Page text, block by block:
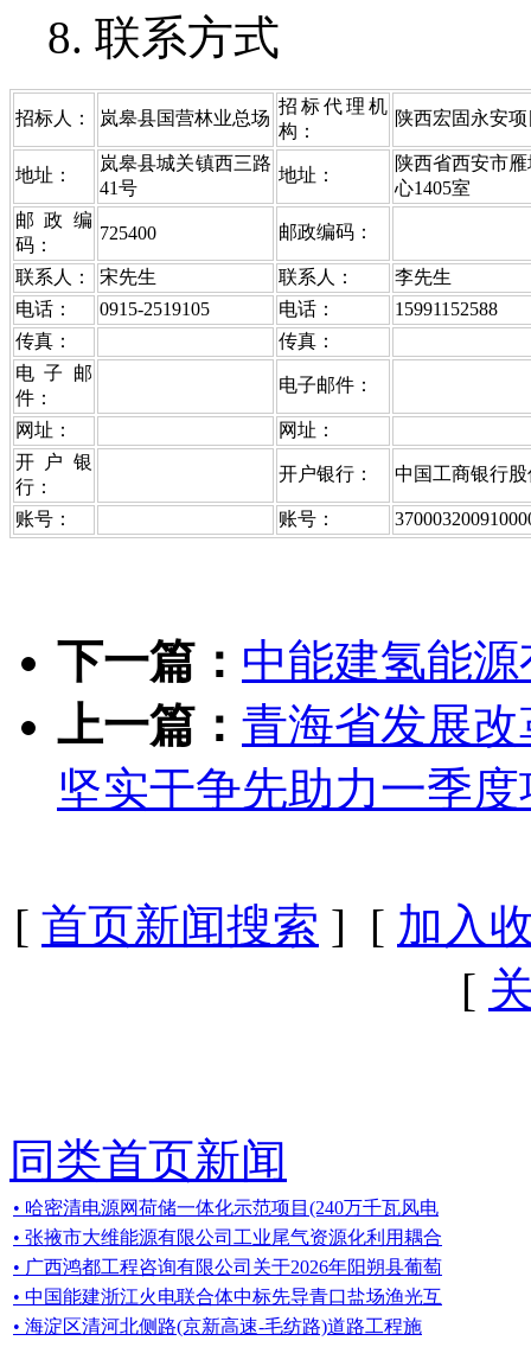
8. 联系方式
招标人： 岚皋县国营林业总场
招标代理机
构：
陕西宏固永安
地址：
岚皋县城关镇西三路
41号
地址：
陕西省西安市
心1405室
邮政编
码：
725400 邮政编码：
联系人： 宋先生 联系人：
李先生
电话：
0915-2519105 电话：
15991152588
传真：
传真：
电子邮
件：
电子邮件：
网址：
网址：
开户银
行：
开户银行： 中国工商银行
账号： 账号：
下一篇： 中能建氢能
上一篇： 青海省发展
坚实干争先助力一季
[ 首页新闻搜索 ] [ 加入
[
同类首页新闻
• 哈密清电源网荷储一体化示范项目(240万千瓦风电
• 张掖市大维能源有限公司工业尾气资源化利用耦合
• 广西鸿都工程咨询有限公司关于2026年阳朔县葡萄
• 中国能建浙江火电联合体中标先导青口盐场渔光互
• 海淀区清河北侧路(京新高速-毛纺路)道路工程施